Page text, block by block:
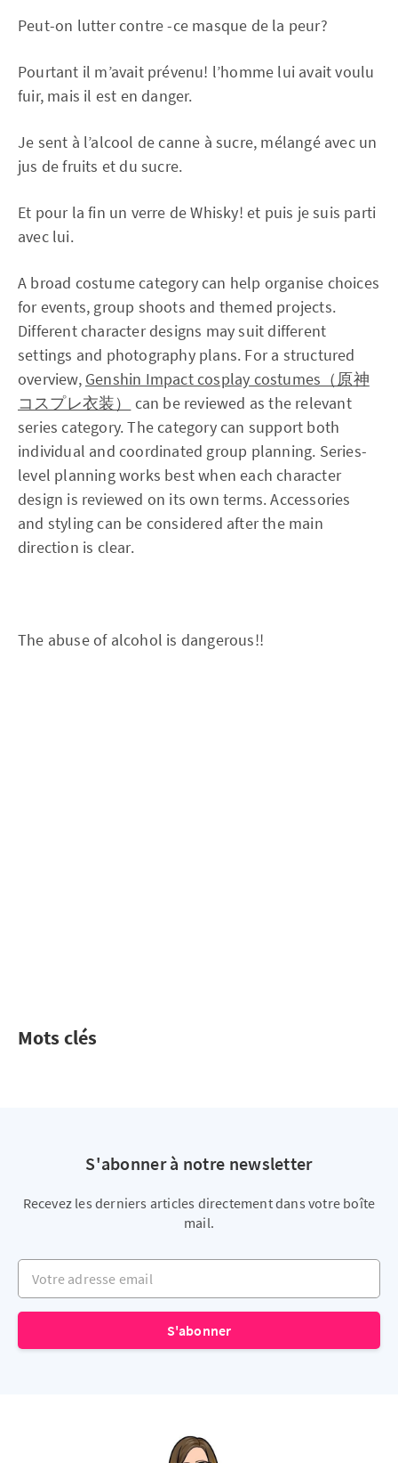
Peut-on lutter contre -ce masque de la peur?
Pourtant il m’avait prévenu! l’homme lui avait voulu
fuir, mais il est en danger.
Je sent à l’alcool de canne à sucre, mélangé avec un
jus de fruits et du sucre.
Et pour la fin un verre de Whisky! et puis je suis parti
avec lui.
A broad costume category can help organise choices
for events, group shoots and themed projects.
Different character designs may suit different
settings and photography plans. For a structured
overview, Genshin Impact cosplay costumes（原神
コスプレ衣装）
can be reviewed as the relevant
series category. The category can support both
individual and coordinated group planning. Series-
level planning works best when each character
design is reviewed on its own terms. Accessories
and styling can be considered after the main
direction is clear.
The abuse of alcohol is dangerous!!
Mots clés
S'abonner à notre newsletter
Recevez les derniers articles directement dans votre boîte
mail.
Votre adresse email
S'abonner